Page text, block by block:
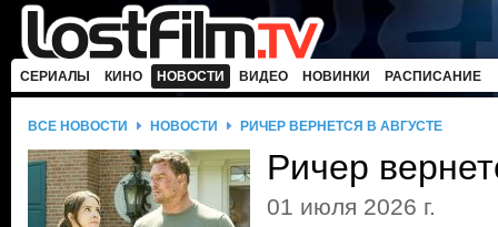
СЕРИАЛЫ КИНО НОВОСТИ ВИДЕО НОВИНКИ РАСПИСАНИЕ
ВСЕ НОВОСТИ НОВОСТИ РИЧЕР ВЕРНЕТСЯ В АВГУСТЕ
Ричер
01 июля 2026 г.